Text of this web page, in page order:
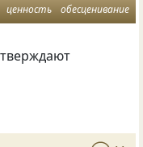
ценность обесценивание